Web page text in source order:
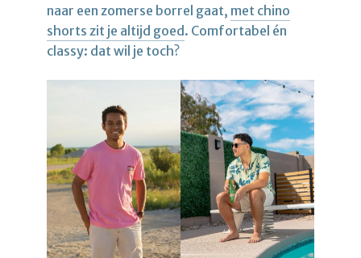
naar een zomerse borrel gaat, met chino
shorts zit je altijd goed. Comfortabel én
classy: dat wil je toch?